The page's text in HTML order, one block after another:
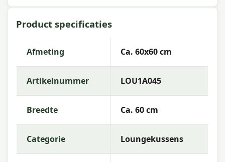
Artikelnummer:
EAN:8713229276188
Afmeting:Ca. 60x60 cm
Stof:95% Polyester, 5% other fibers
Vulling:Mix SG-20
Product specificaties
Afmeting Ca. 60x60 cm
Artikelnummer LOU1A045
Breedte Ca. 60 cm
Categorie Loungekussens